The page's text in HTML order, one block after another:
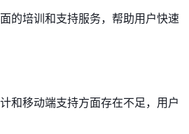
的培训和支持服务，帮助用户快速
和移动端支持方面存在不足，用户